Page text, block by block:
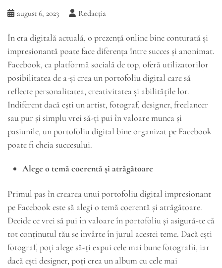
august 6, 2023 Redacția
În era digitală actuală, o prezență online bine conturată și
impresionantă poate face diferența între succes și anonimat.
Facebook, ca platformă socială de top, oferă utilizatorilor
posibilitatea de a-și crea un portofoliu digital care să
reflecte personalitatea, creativitatea și abilitățile lor.
Indiferent dacă ești un artist, fotograf, designer, freelancer
sau pur și simplu vrei să-ți pui în valoare munca și
pasiunile, un portofoliu digital bine organizat pe Facebook
poate fi cheia succesului.
Alege o temă coerentă și atrăgătoare
Primul pas în crearea unui portofoliu digital impresionant
pe Facebook este să alegi o temă coerentă și atrăgătoare.
Decide ce vrei să pui în valoare în portofoliu și asigură-te că
tot conținutul tău se învârte în jurul acestei teme. Dacă ești
fotograf, poți alege să-ți expui cele mai bune fotografii, iar
dacă ești designer, poți crea un album cu cele mai